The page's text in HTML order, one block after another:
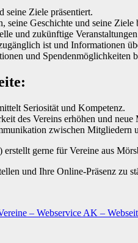
seine Ziele präsentiert.
seine Geschichte und seine Ziele
und zukünftige
ist und Informationen
und Spendenmöglichkeiten
Seriosität und Kompetenz.
des Vereins erhöhen und
zwischen Mitgliedern
) erstellt gerne für Vereine aus
und Ihre Online-Präsenz zu
– Webservice AK –